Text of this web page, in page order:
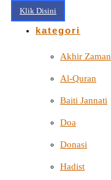
Klik Disini
kategori
Akhir Zaman
Al-Quran
Baiti Jannati
Doa
Donasi
Hadist